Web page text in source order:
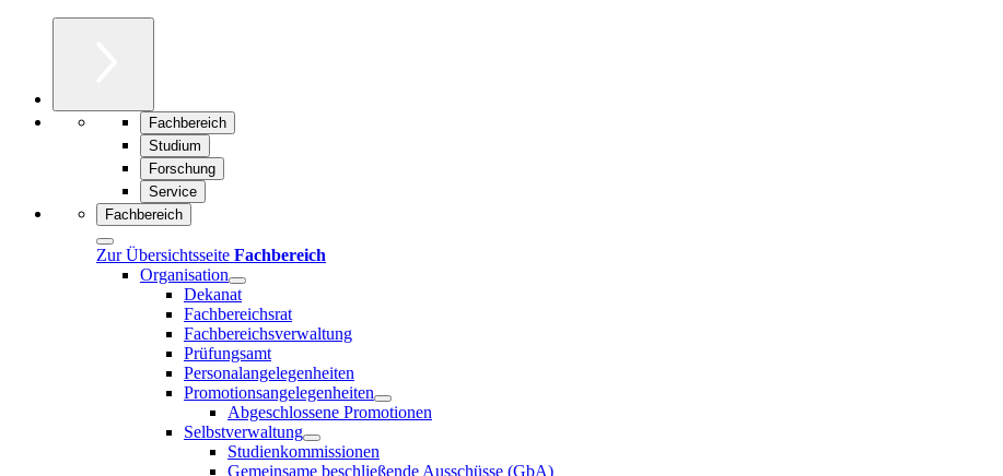
Fachbereich
Studium
Forschung
Service
Fachbereich
Zur Übersichtsseite Fachbereich
Organisation
Dekanat
Fachbereichsrat
Fachbereichsverwaltung
Prüfungsamt
Personalangelegenheiten
Promotionsangelegenheiten
Abgeschlossene Promotionen
Selbstverwaltung
Studienkommissionen
Gemeinsame beschließende Ausschüsse (GbA)